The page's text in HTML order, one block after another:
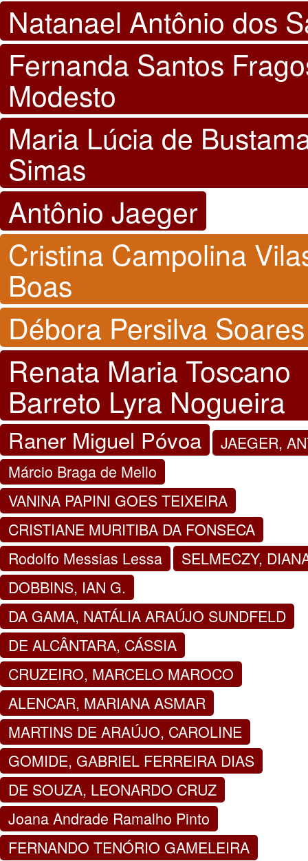
Natanael Antônio dos
Fernanda Santos
Modesto
Maria Lúcia de
Simas
Antônio Jaeger
Cristina Campolina
Boas
Débora Persilva Soares
Renata Maria Toscano
Barreto Lyra Nogueira
Raner Miguel Póvoa
JAEGER,
Márcio Braga de Mello
VANINA PAPINI GOES TEIXEIRA
CRISTIANE MURITIBA DA FONSECA
Rodolfo Messias Lessa
SELMECZY,
DOBBINS, IAN G.
DA GAMA, NATÁLIA ARAÚJO SUNDFELD
DE ALCÂNTARA, CÁSSIA
CRUZEIRO, MARCELO MAROCO
ALENCAR, MARIANA ASMAR
MARTINS DE ARAÚJO, CAROLINE
GOMIDE, GABRIEL FERREIRA DIAS
DE SOUZA, LEONARDO CRUZ
Joana Andrade Ramalho Pinto
FERNANDO TENÓRIO GAMELEIRA